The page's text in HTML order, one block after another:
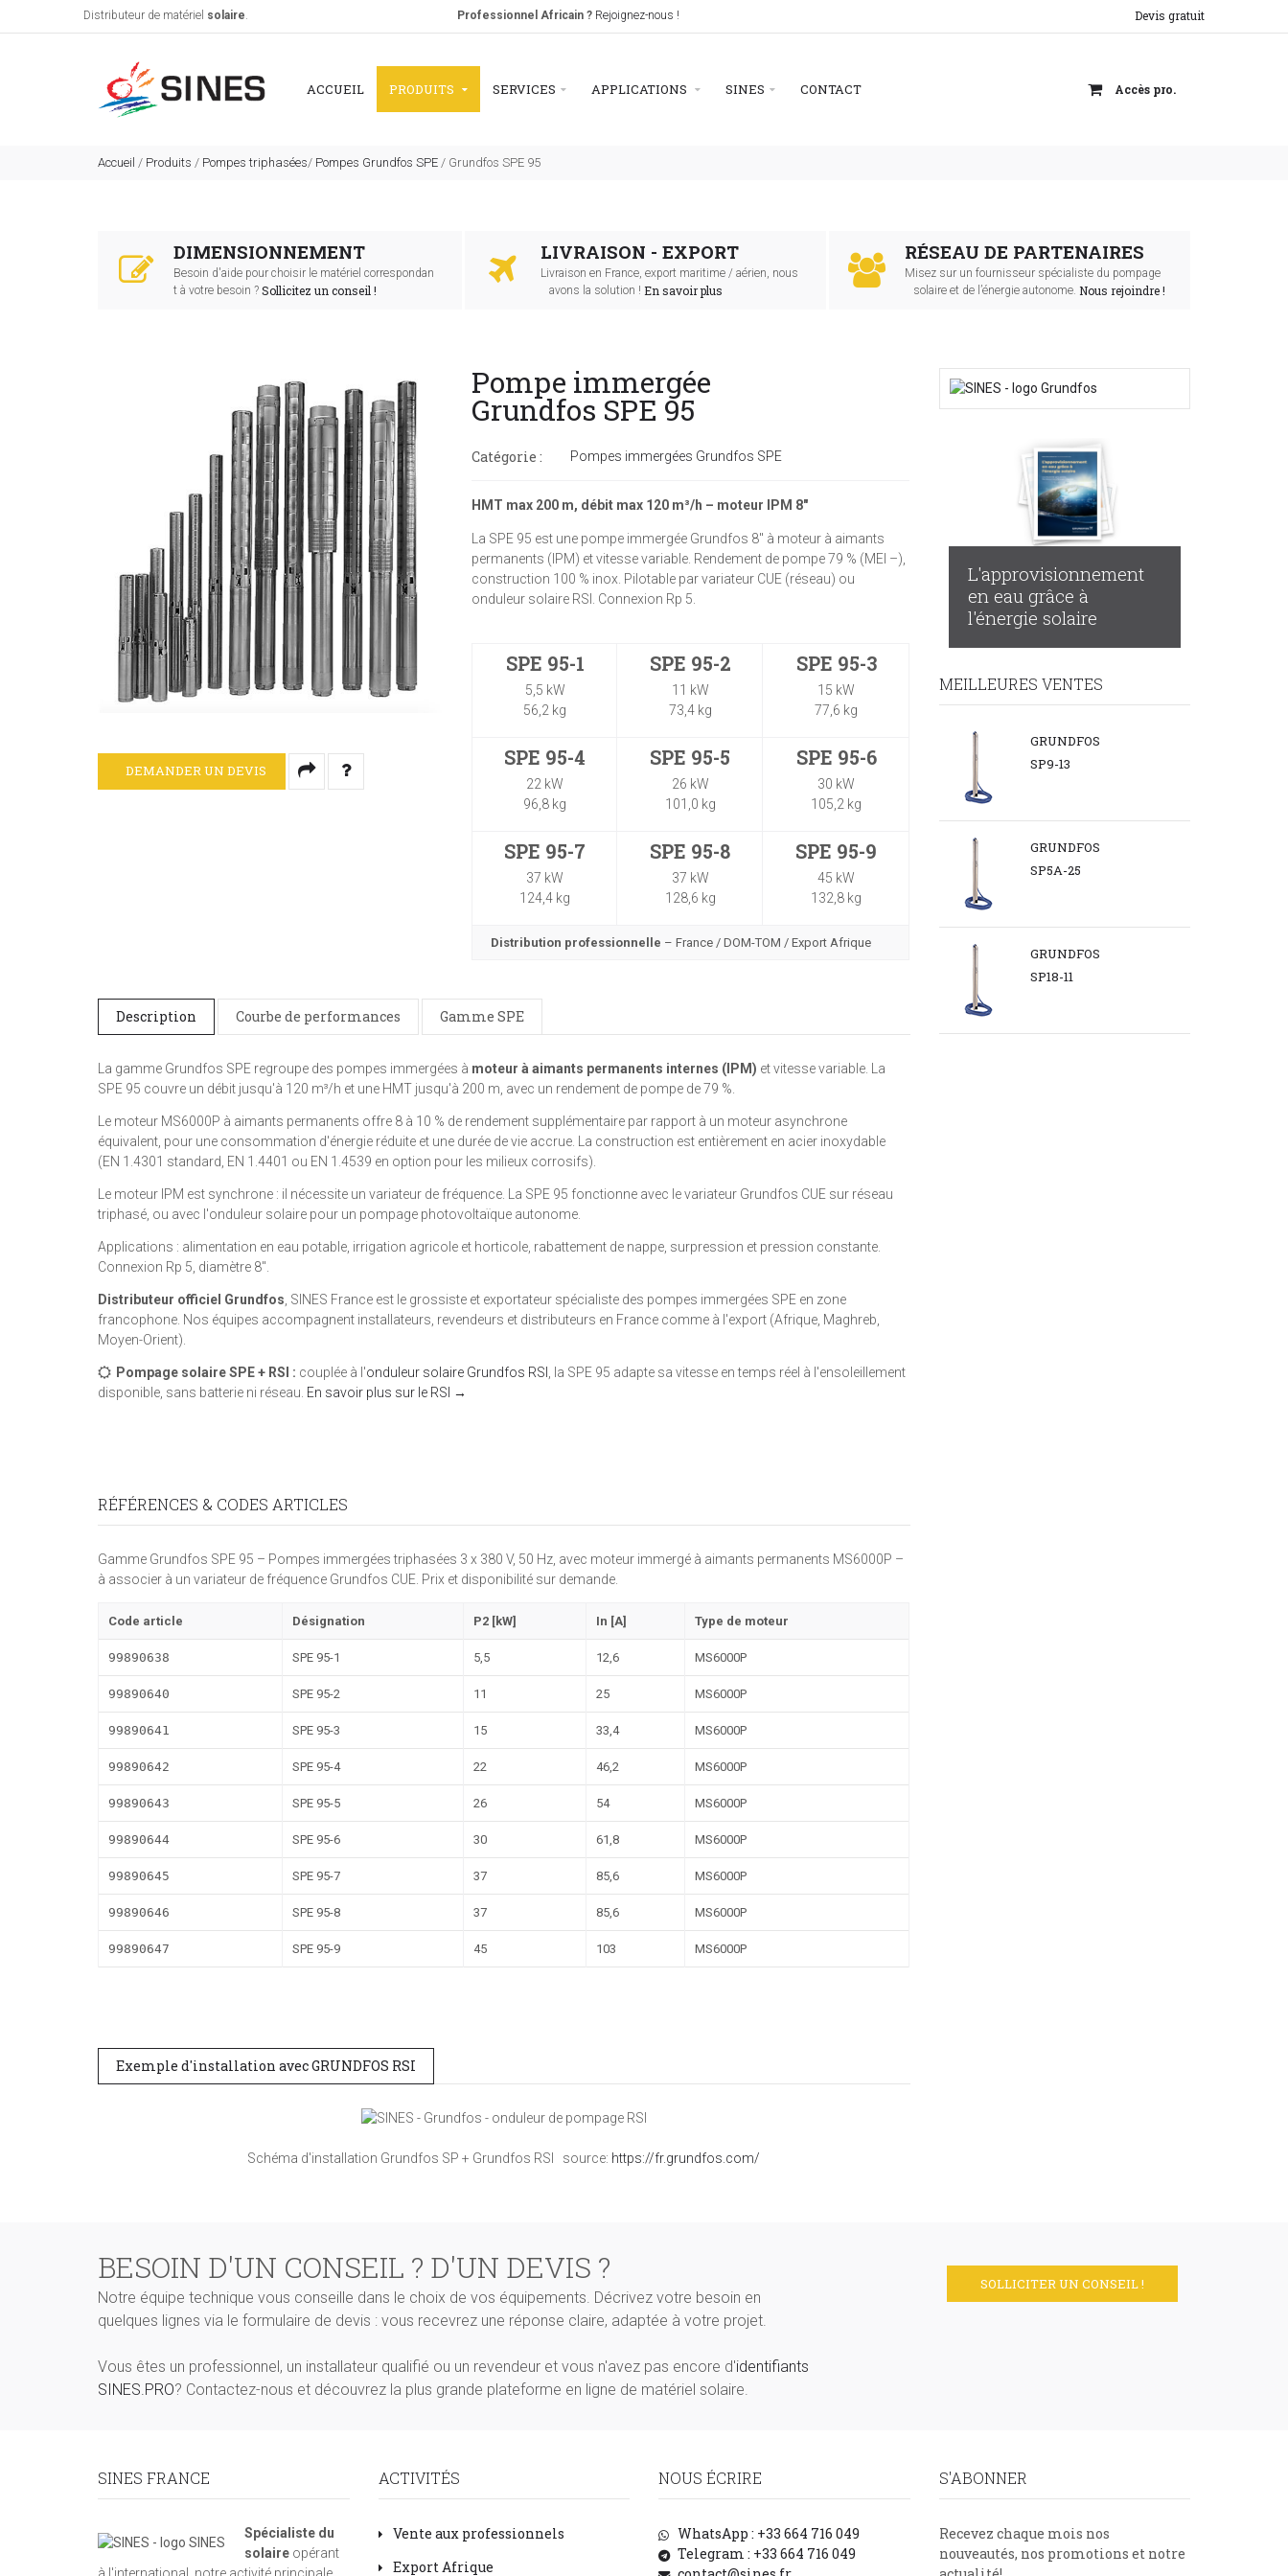
Distributeur de matériel solaire. Professionnel Africain ? Rejoignez-nous ! Devis gratuit
ACCUEIL PRODUITS SERVICES APPLICATIONS SINES CONTACT Accès pro.
Accueil / Produits / Pompes triphasées/ Pompes Grundfos SPE / Grundfos SPE 95
DIMENSIONNEMENT
Besoin d'aide pour choisir le matériel correspondan
t à votre besoin ? Sollicitez un conseil !
LIVRAISON - EXPORT
Livraison en France, export maritime / aérien, nous
avons la solution ! En savoir plus
RÉSEAU DE PARTENAIRES
Misez sur un fournisseur spécialiste du pompage
solaire et de l’énergie autonome. Nous rejoindre !
DEMANDER UN DEVIS
Pompe immergée
Grundfos SPE 95
Catégorie : Pompes immergées Grundfos SPE
HMT max 200 m, débit max 120 m³/h – moteur IPM 8"
La SPE 95 est une pompe immergée Grundfos 8" à moteur à aimants
permanents (IPM) et vitesse variable. Rendement de pompe 79 % (MEI –),
construction 100 % inox. Pilotable par variateur CUE (réseau) ou
onduleur solaire RSI. Connexion Rp 5.
SPE 95-1
5,5 kW
56,2 kg
SPE 95-2
11 kW
73,4 kg
SPE 95-3
15 kW
77,6 kg
SPE 95-4
22 kW
96,8 kg
SPE 95-5
26 kW
101,0 kg
SPE 95-6
30 kW
105,2 kg
SPE 95-7
37 kW
124,4 kg
SPE 95-8
37 kW
128,6 kg
SPE 95-9
45 kW
132,8 kg
Distribution professionnelle – France / DOM-TOM / Export Afrique
Description Courbe de performances Gamme SPE
La gamme Grundfos SPE regroupe des pompes immergées à moteur à aimants permanents internes (IPM) et vitesse variable. La
SPE 95 couvre un débit jusqu'à 120 m³/h et une HMT jusqu'à 200 m, avec un rendement de pompe de 79 %.
Le moteur MS6000P à aimants permanents offre 8 à 10 % de rendement supplémentaire par rapport à un moteur asynchrone
équivalent, pour une consommation d'énergie réduite et une durée de vie accrue. La construction est entièrement en acier inoxydable
(EN 1.4301 standard, EN 1.4401 ou EN 1.4539 en option pour les milieux corrosifs).
Le moteur IPM est synchrone : il nécessite un variateur de fréquence. La SPE 95 fonctionne avec le variateur Grundfos CUE sur réseau
triphasé, ou avec l'onduleur solaire pour un pompage photovoltaïque autonome.
Applications : alimentation en eau potable, irrigation agricole et horticole, rabattement de nappe, surpression et pression constante.
Connexion Rp 5, diamètre 8".
Distributeur officiel Grundfos , SINES France est le grossiste et exportateur spécialiste des pompes immergées SPE en zone
francophone. Nos équipes accompagnent installateurs, revendeurs et distributeurs en France comme à l'export (Afrique, Maghreb,
Moyen-Orient).
Pompage solaire SPE + RSI : couplée à l'onduleur solaire Grundfos RSI
, la SPE 95 adapte sa vitesse en temps réel à l'ensoleillement
disponible, sans batterie ni réseau. En savoir plus sur le RSI →
RÉFÉRENCES & CODES ARTICLES
Gamme Grundfos SPE 95 – Pompes immergées triphasées 3 x 380 V, 50 Hz, avec moteur immergé à aimants permanents MS6000P –
à associer à un variateur de fréquence Grundfos CUE. Prix et disponibilité sur demande.
Code article Désignation P2 [kW] In [A] Type de moteur
99890638 SPE 95-1 5,5 12,6 MS6000P
99890640 SPE 95-2 11 25 MS6000P
99890641 SPE 95-3 15 33,4 MS6000P
99890642 SPE 95-4 22 46,2 MS6000P
99890643 SPE 95-5 26 54 MS6000P
99890644 SPE 95-6 30 61,8 MS6000P
99890645 SPE 95-7 37 85,6 MS6000P
99890646 SPE 95-8 37 85,6 MS6000P
99890647 SPE 95-9 45 103 MS6000P
Exemple d'installation avec GRUNDFOS RSI
Schéma d'installation Grundfos SP + Grundfos RSI source: https://fr.grundfos.com/
L'approvisionnement
en eau grâce à
l'énergie solaire
MEILLEURES VENTES
GRUNDFOS
SP9-13
GRUNDFOS
SP5A-25
GRUNDFOS
SP18-11
BESOIN D'UN CONSEIL ? D'UN DEVIS ?
Notre équipe technique vous conseille dans le choix de vos équipements. Décrivez votre besoin en
quelques lignes via le formulaire de devis : vous recevrez une réponse claire, adaptée à votre projet.
Vous êtes un professionnel, un installateur qualifié ou un revendeur et vous n'avez pas encore d'identifiants
SINES.PRO? Contactez-nous et découvrez la plus grande plateforme en ligne de matériel solaire.
SOLLICITER UN CONSEIL !
SINES FRANCE
Spécialiste du
solaire opérant
ACTIVITÉS
Vente aux professionnels
Export Afrique
NOUS ÉCRIRE
WhatsApp : +33 664 716 049
Telegram : +33 664 716 049
S'ABONNER
Recevez chaque mois nos
nouveautés, nos promotions et notre